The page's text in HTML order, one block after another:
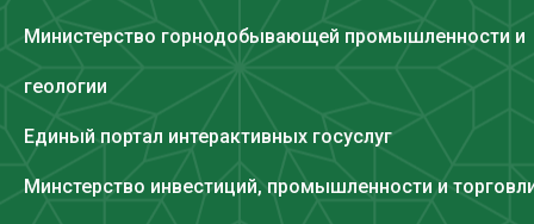
Министерство горнодобывающей промышленности и
геологии
Единый портал интерактивных госуслуг
Минстерство инвестиций, промышленности и